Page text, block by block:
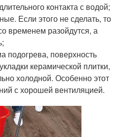
контакта с водой;
Если этого не сделать, то
временем разойдутся, а
подогрева, поверхность
керамической плитки,
холодной. Особенно этот
с хорошей вентиляцией.